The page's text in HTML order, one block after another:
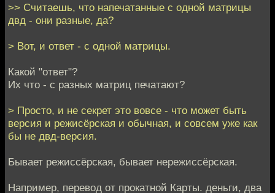
>> Считаешь, что напечатанные с одной матрицы
двд - они разные, да?
> Вот, и ответ - с одной матрицы.
Какой "ответ"?
Их что - с разных матриц печатают?
> Просто, и не секрет это вовсе - что может быть
версия и режисёрская и обычная, и совсем уже как
бы не двд-версия.
Бывает режиссёрская, бывает нережиссёрская.
Например, перевод от прокатной Карты. деньги, два